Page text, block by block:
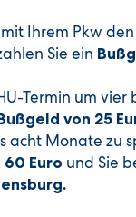
Ihrem Pkw
Sie ein
Termin um vier
von 25
acht Monate zu
Euro und Sie